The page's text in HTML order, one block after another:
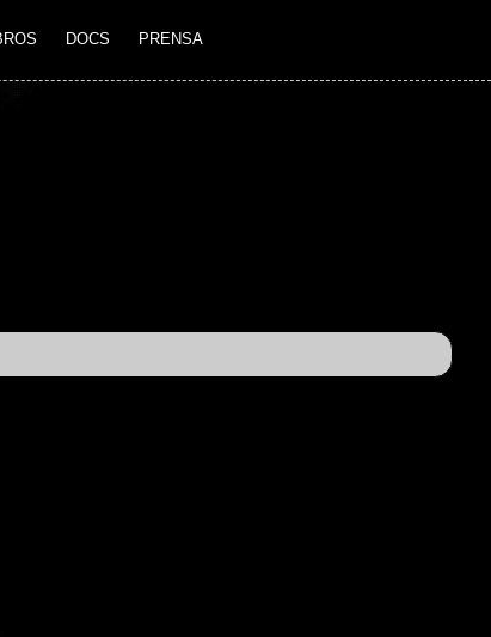
DOCS PRENSA